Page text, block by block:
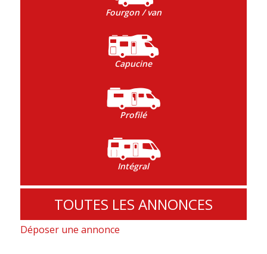
Fourgon / van
Capucine
Profilé
Intégral
TOUTES LES ANNONCES
Déposer une annonce